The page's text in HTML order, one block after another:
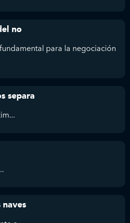
no
para la negociación
separa